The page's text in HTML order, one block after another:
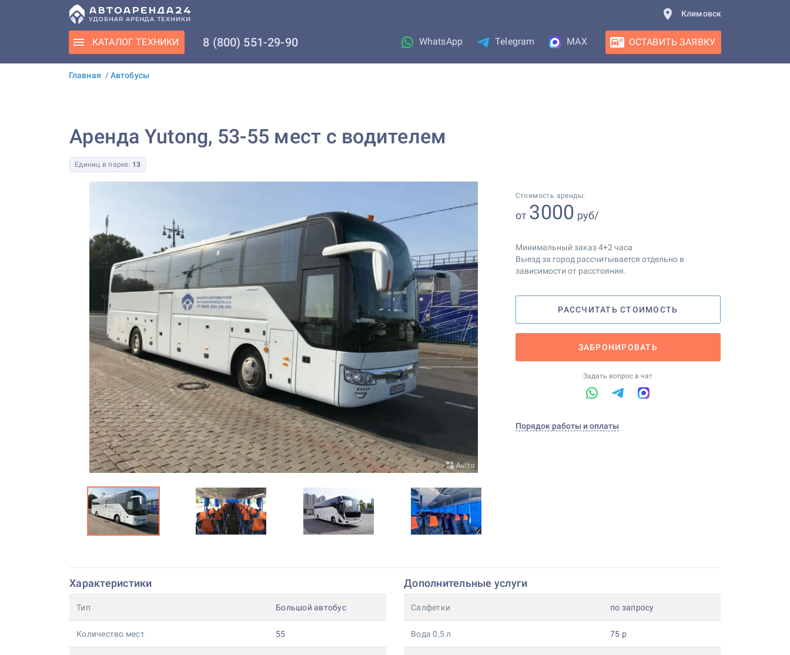
Климовск
КАТАЛОГ ТЕХНИКИ 8 (800) 551-29-90 WhatsApp Telegram MAX ОСТАВИТЬ ЗАЯВКУ
Главная / Автобусы
Аренда Yutong, 53-55 мест с водителем
Единиц в парке: 13
Стоимость аренды:
от 3000 руб/
Минимальный заказ 4+2 часа
Выезд за город рассчитывается отдельно в
зависимости от расстояния.
РАССЧИТАТЬ СТОИМОСТЬ
ЗАБРОНИРОВАТЬ
Задать вопрос в чат
Порядок работы и оплаты
Характеристики
Тип Большой автобус
Количество мест 55
Дополнительные услуги
Салфетки по запросу
Вода 0,5 л 75 р